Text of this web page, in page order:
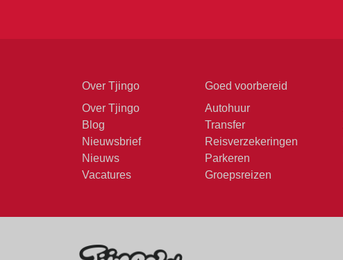
Over Tjingo
Over Tjingo
Blog
Nieuwsbrief
Nieuws
Vacatures
Goed voorbereid
Autohuur
Transfer
Reisverzekeringen
Parkeren
Groepsreizen